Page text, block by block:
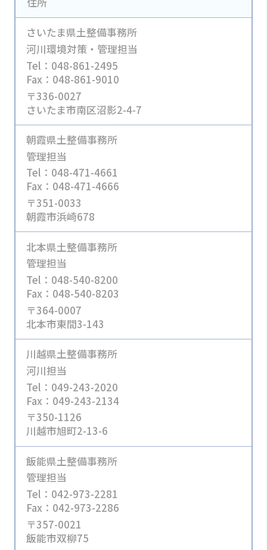
さいたま県土整備事務所
河川環境対策・管理担当
Tel：048-861-2495
Fax：048-861-9010
〒336-0027
さいたま市南区沼影2-4-7
朝霞県土整備事務所
管理担当
Tel：048-471-4661
Fax：048-471-4666
〒351-0033
朝霞市浜崎678
北本県土整備事務所
管理担当
Tel：048-540-8200
Fax：048-540-8203
〒364-0007
北本市東間3-143
川越県土整備事務所
河川担当
Tel：049-243-2020
Fax：049-243-2134
〒350-1126
川越市旭町2-13-6
飯能県土整備事務所
管理担当
Tel：042-973-2281
Fax：042-973-2286
〒357-0021
飯能市双柳75